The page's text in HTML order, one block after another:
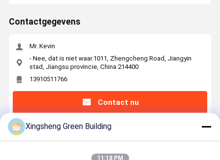
Contactgegevens
Mr. Kevin
- Nee, dat is niet waar.1011, Zhengcheng Road, Jiangyin
stad, Jiangsu provincie, China 214400
13910511766
Contact nu
Krijg De Beste Prijs Voor
Xingsheng Green Building
11:18 PM